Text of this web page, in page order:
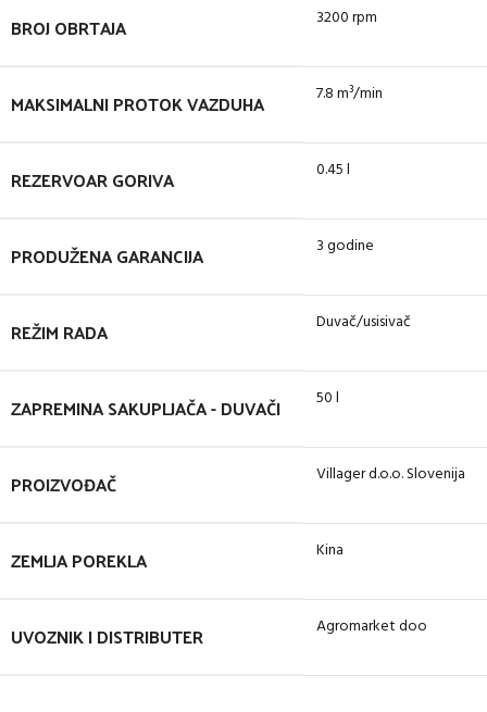
BROJ OBRTAJA 3200 rpm
MAKSIMALNI PROTOK VAZDUHA 7.8 m³/min
REZERVOAR GORIVA 0.45 l
PRODUŽENA GARANCIJA 3 godine
REŽIM RADA Duvač/usisivač
ZAPREMINA SAKUPLJAČA - DUVAČI 50 l
PROIZVOĐAČ Villager d.o.o. Slovenija
ZEMLJA POREKLA Kina
UVOZNIK I DISTRIBUTER Agromarket doo